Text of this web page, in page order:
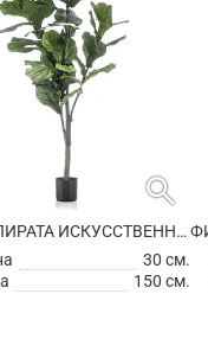
search
ФИКУС ЛИРАТА ИСКУССТВЕННЫЙ
30 см.
150 см.